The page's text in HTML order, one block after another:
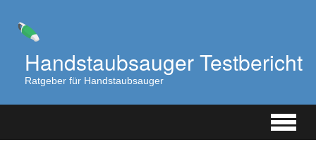
Hauptinhalt
springen
Handstaubsauger Testbericht
Ratgeber für Handstaubsauger